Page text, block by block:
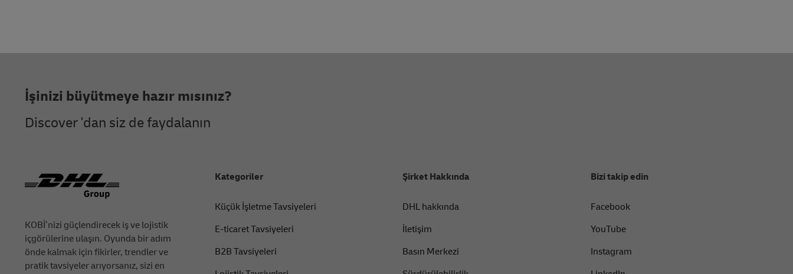
KOBİ’nizi güçlendirecek iş ve lojistik
içgörülerine ulaşın. Oyunda bir adım
önde kalmak için fikirler, trendler ve
pratik tavsiyeler arıyorsanız, sizi en
İşinizi büyütmeye hazır mısınız?
Discover 'dan siz de faydalanın
Kategoriler
Küçük İşletme Tavsiyeleri
E-ticaret Tavsiyeleri
B2B Tavsiyeleri
Şirket Hakkında
DHL hakkında
İletişim
Basın Merkezi
Bizi takip edin
Facebook
YouTube
Instagram